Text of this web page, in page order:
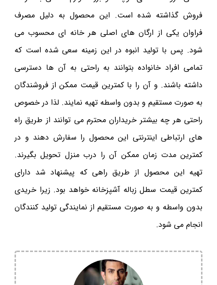
فروش گذاشته شده است. این محصول به دلیل مصرف
فراوان یکی از ارگان های اصلی هر خانه ای محسوب می
شود. پس با تولید انبوه در این زمینه سعی شده است که
تمامی افراد خانواده بتوانند به راحتی به آن ها دسترسی
داشته باشند. و آن را با کمترین قیمت ممکن از فروشندگان
به صورت مستقیم و بدون واسطه تهیه نمایند. لذا در خصوص
راحتی هر چه بیشتر خریداران محترم می توانند از طریق راه
های ارتباطی اینترنتی این محصول را سفارش دهند و در
کمترین مدت زمان ممکن آن را درب منزل تحویل بگیرند.
تهیه این محصول از طریق راهی که پیشنهاد شد دارای
کمترین قیمت سطل زباله آشپزخانه خواهد بود. زیرا خریدی
بدون واسطه و به صورت مستقیم از نمایندگی تولید کنندگان
انجام می شود.